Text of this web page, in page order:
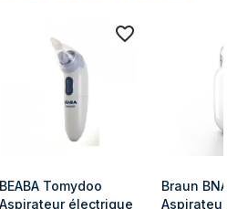
BEABA Tomydoo
Aspirateur électrique
Braun